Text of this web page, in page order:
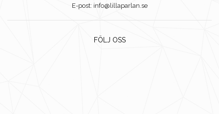
E-post: info@lillaparlan.se
FÖLJ OSS